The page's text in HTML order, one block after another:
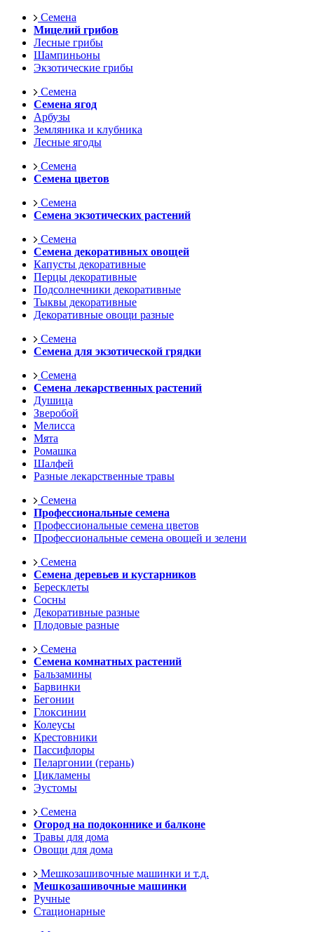
Семена
Мицелий грибов
Лесные грибы
Шампиньоны
Экзотические грибы
Семена
Семена ягод
Арбузы
Земляника и клубника
Лесные ягоды
Семена
Семена цветов
Семена
Семена экзотических растений
Семена
Семена декоративных овощей
Капусты декоративные
Перцы декоративные
Подсолнечники декоративные
Тыквы декоративные
Декоративные овощи разные
Семена
Семена для экзотической грядки
Семена
Семена лекарственных растений
Душица
Зверобой
Мелисса
Мята
Ромашка
Шалфей
Разные лекарственные травы
Семена
Профессиональные семена
Профессиональные семена цветов
Профессиональные семена овощей и зелени
Семена
Семена деревьев и кустарников
Бересклеты
Сосны
Декоративные разные
Плодовые разные
Семена
Семена комнатных растений
Бальзамины
Барвинки
Бегонии
Глоксинии
Колеусы
Крестовники
Пассифлоры
Пеларгонии (герань)
Цикламены
Эустомы
Семена
Огород на подоконнике и балконе
Травы для дома
Овощи для дома
Мешкозашивочные машинки и т.д.
Мешкозашивочные машинки
Ручные
Стационарные